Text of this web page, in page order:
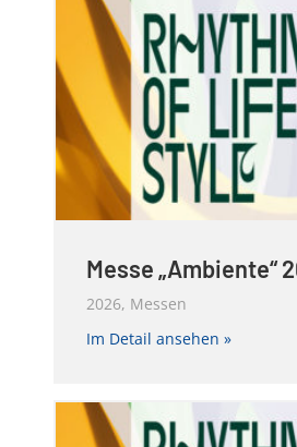
Messe „Ambiente“
2026, Messen
Im Detail ansehen »about